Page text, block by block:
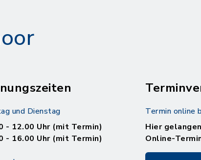
und Dienstag
- 12.00 Uhr (mit Termin)
- 16.00 Uhr (mit Termin)
Termin online
Hier
Online-